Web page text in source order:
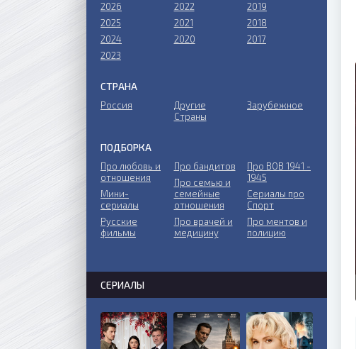
2026
2025
2024
2023
2022
2021
2020
2019
2018
2017
СТРАНА
Россия
Другие
Страны
Зарубежное
ПОДБОРКА
Про любовь и
отношения
Мини-
сериалы
Русские
фильмы
Про бандитов
Пpo ceмью и
ceмeйныe
oтнoшeния
Пpo врачей и
медицину
Пpo ВОВ 1941 -
1945
Сериалы про
Спорт
Про ментов и
полицию
СЕРИАЛЫ